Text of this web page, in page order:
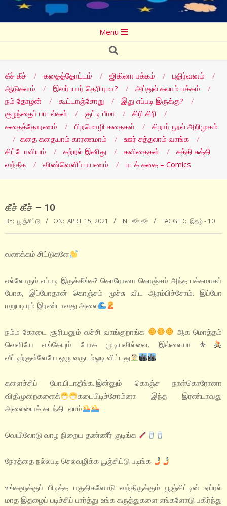
Menu
Search
கீச் கீச் கதைத்தோட்டம் ஜிகினா பக்கம்
புதிர்வனம்
ஆடுகளம்
இவர் யார் தெரியுமா?
அப்துல் கலாம் பக்கம்
நம் தோழன்
கூட்டாஞ்சோறு
இது எப்படி இருக்கு?
குழந்தைப் பாடல்கள்
குட்டி பீமா
சிரி சிரி
கதைத்தோரணம்
பிறமொழி கதைகள்
சிறார் நூல் அறிமுகம்
கதை கதையாம் காரணமாம்
ஊர் சுத்தலாம் வாங்க
சிட்டோவியம்
கற்றல் இனிது கவிதைகள்
சுத்தி சுத்தி
வந்தீக
விண்வெளிப் பயணம் படக் கதை – Comics
கீச் கீச் – 10
BY: பூஞ்சிட்டு ON: APRIL 15, 2021 IN: கீச் கீச் TAGGED: இதழ் - 10
வணக்கம் சிட்டுகளே
எல்லோரும் எப்படி இருக்கீங்க? கொரோனா கொஞ்சம் அந்த பக்கமாகப்
போக, இப்போதான் கொஞ்சம் மூச்சு விட ஆரம்பிச்சோம். இப்போ
மறுபடியும் இரண்டாவது அலை
நம்ம கோடை சூரியனும்‌ வச்சி வாங்குறாங்க
ஆக மொத்தம்
வெளியே எங்கேயும் போக முடியவில்லை, இல்லையா ⛹
வீட்டிற்குள்ளேயே ஒரு வருடம்‌ஓடி விட்டது
களைச்சிப் போயிடாதீங்க..இன்னும் கொஞ்ச நாள்‌கொரோனா
விதிமுறைகளைக்
கடைபிடிச்சோம்னா இந்த இரண்டாவது
அலையைக் ‌கடந்திடலாம்
வெயிலோடு வாழ நிறைய தண்ணீர் குடிங்க
நேரத்தை நல்லபடி செலவழிக்க பூஞ்சிட்டு படிங்க
உங்களுக்குப் பிடித்த பகுதிகளோடு வந்திருக்கும் பூஞ்சிட்டின் ஏப்ரல்
மாத இதழைப் படிச்சிப் பார்த்து உங்க கருத்துகளை எங்களோடு பகிர்ந்து